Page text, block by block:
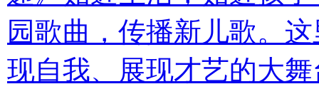
园歌曲，传播新儿歌。
现自我、展现才艺的大